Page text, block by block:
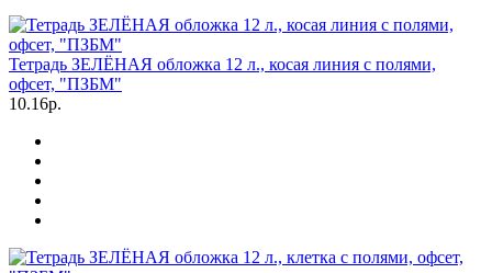
Тетрадь ЗЕЛЁНАЯ обложка 12 л., косая линия с полями,
офсет, "ПЗБМ"
10.16р.